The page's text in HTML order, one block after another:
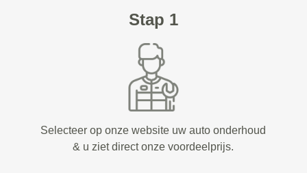
Stap 1
Selecteer op onze website uw auto onderhoud
& u ziet direct onze voordeelprijs.